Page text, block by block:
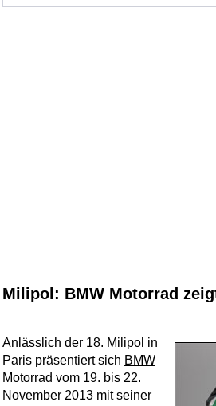
Milipol: BMW Motorrad
Anlässlich der 18. Milipol in
Paris präsentiert sich BMW
Motorrad vom 19. bis 22.
November 2013 mit seiner